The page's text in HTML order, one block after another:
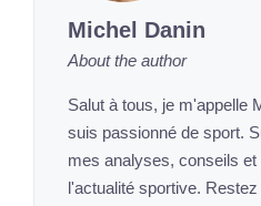
Michel Danin
About the author
Salut à tous, je m'appelle
suis passionné de sport.
mes analyses, conseils
l'actualité sportive.